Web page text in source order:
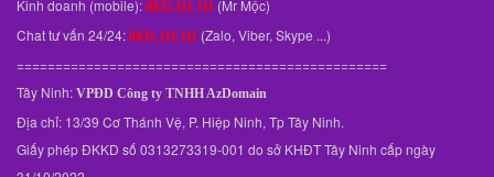
Kinh doanh (mobile): 0832.111.111 (Mr Mộc)
Chat tư vấn 24/24: 0832.111.111 (Zalo, Viber, Skype ...)
================================================
Tây Ninh: VPĐD Công ty TNHH AzDomain
Địa chỉ: 13/39 Cơ Thánh Vệ, P. Hiệp Ninh, Tp Tây Ninh.
Giấy phép ĐKKD số 0313273319-001 do sở KHĐT Tây Ninh cấp ngày